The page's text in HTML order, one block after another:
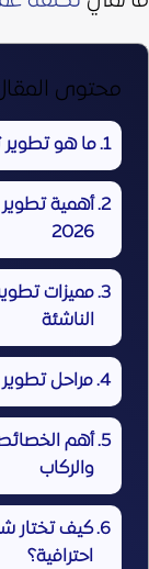
محتوى
ما هو تطوير
أهمية
2026
مميزات
الناشئة
مراحل
أهم
والركاب
كيف تختار
احترافية؟